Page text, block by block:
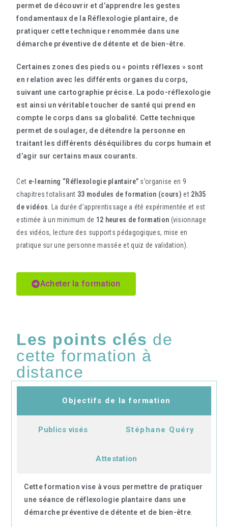
permet de découvrir et d’apprendre les gestes
fondamentaux de la Réflexologie plantaire, de
pratiquer cette technique renommée dans une
démarche préventive de détente et de bien-être.
Certaines zones des pieds ou « points réflexes » sont
en relation avec les différents organes du corps,
suivant une cartographie précise. La podo-réflexologie
est ainsi un véritable toucher de santé qui prend en
compte le corps dans sa globalité. Cette technique
permet de soulager, de détendre la personne en
traitant les différents déséquilibres du corps humain et
d’agir sur certains maux courants.
Cet e-learning “Réflexologie plantaire” s’organise en 9
chapitres totalisant 33 modules de formation (cours) et 2h35
de vidéos . La durée d’apprentissage a été expérimentée et est
estimée à un minimum de 12 heures de formation (visionnage
des vidéos, lecture des supports pédagogiques, mise en
pratique sur une personne massée et quiz de validation).
Acheter la formation
Les points clés de
cette formation à
distance
Objectifs de la formation
Publics visés Stéphane Quéry
Attestation
Cette formation vise à vous permettre de pratiquer
une séance de réflexologie plantaire dans une
démarche préventive de détente et de bien-être